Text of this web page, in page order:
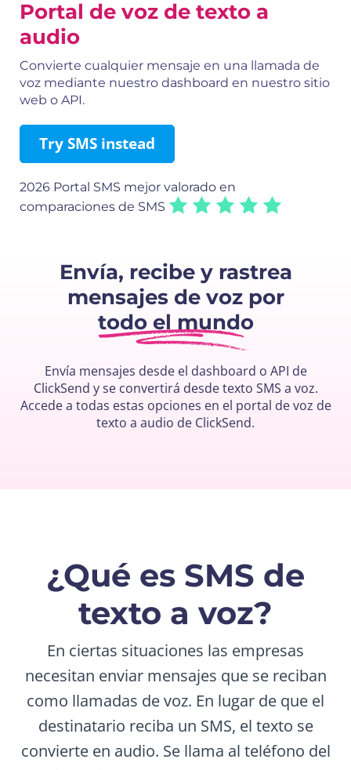
Portal de voz de texto a
audio
Convierte cualquier mensaje en una llamada de
voz mediante nuestro dashboard en nuestro sitio
web o API.
Try SMS instead
2026 Portal SMS mejor valorado en
comparaciones de SMS
Envía, recibe y rastrea
mensajes de voz por
todo el mundo
Envía mensajes desde el dashboard o API de
ClickSend y se convertirá desde texto SMS a voz.
Accede a todas estas opciones en el portal de voz de
texto a audio de ClickSend.
¿Qué es SMS de
texto a voz?
En ciertas situaciones las empresas
necesitan enviar mensajes que se reciban
como llamadas de voz. En lugar de que el
destinatario reciba un SMS, el texto se
convierte en audio. Se llama al teléfono del